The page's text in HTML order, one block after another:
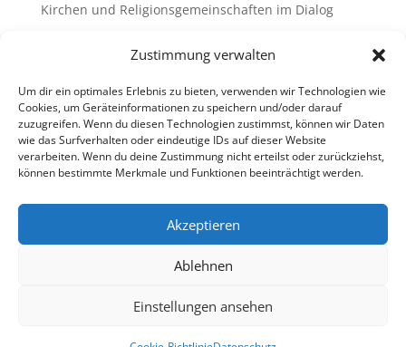
Zustimmung verwalten
Um dir ein optimales Erlebnis zu bieten, verwenden wir Technologien wie
Cookies, um Geräteinformationen zu speichern und/oder darauf
zuzugreifen. Wenn du diesen Technologien zustimmst, können wir Daten
wie das Surfverhalten oder eindeutige IDs auf dieser Website
verarbeiten. Wenn du deine Zustimmung nicht erteilst oder zurückziehst,
können bestimmte Merkmale und Funktionen beeinträchtigt werden.
Akzeptieren
Ablehnen
Einstellungen ansehen
Kirchen und Religionsgemeinschaften im Dialog
Schulen & Kindergärten in Österreich
„Brennen für das Leben “ – die Wanderausstellung
ist bald am Ziel
Neueste Kommentare
Impressum
Datenschutz